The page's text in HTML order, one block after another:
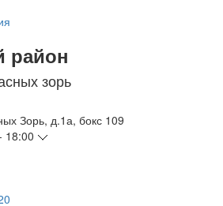
район
зорь
Зорь, д.1а, бокс 109
18:00